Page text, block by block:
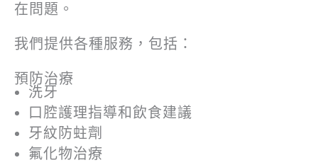
在問題。
我們提供各種服務，包括：
預防治療
洗牙
口腔護理指導和飲食建議
牙紋防蛀劑
氟化物治療